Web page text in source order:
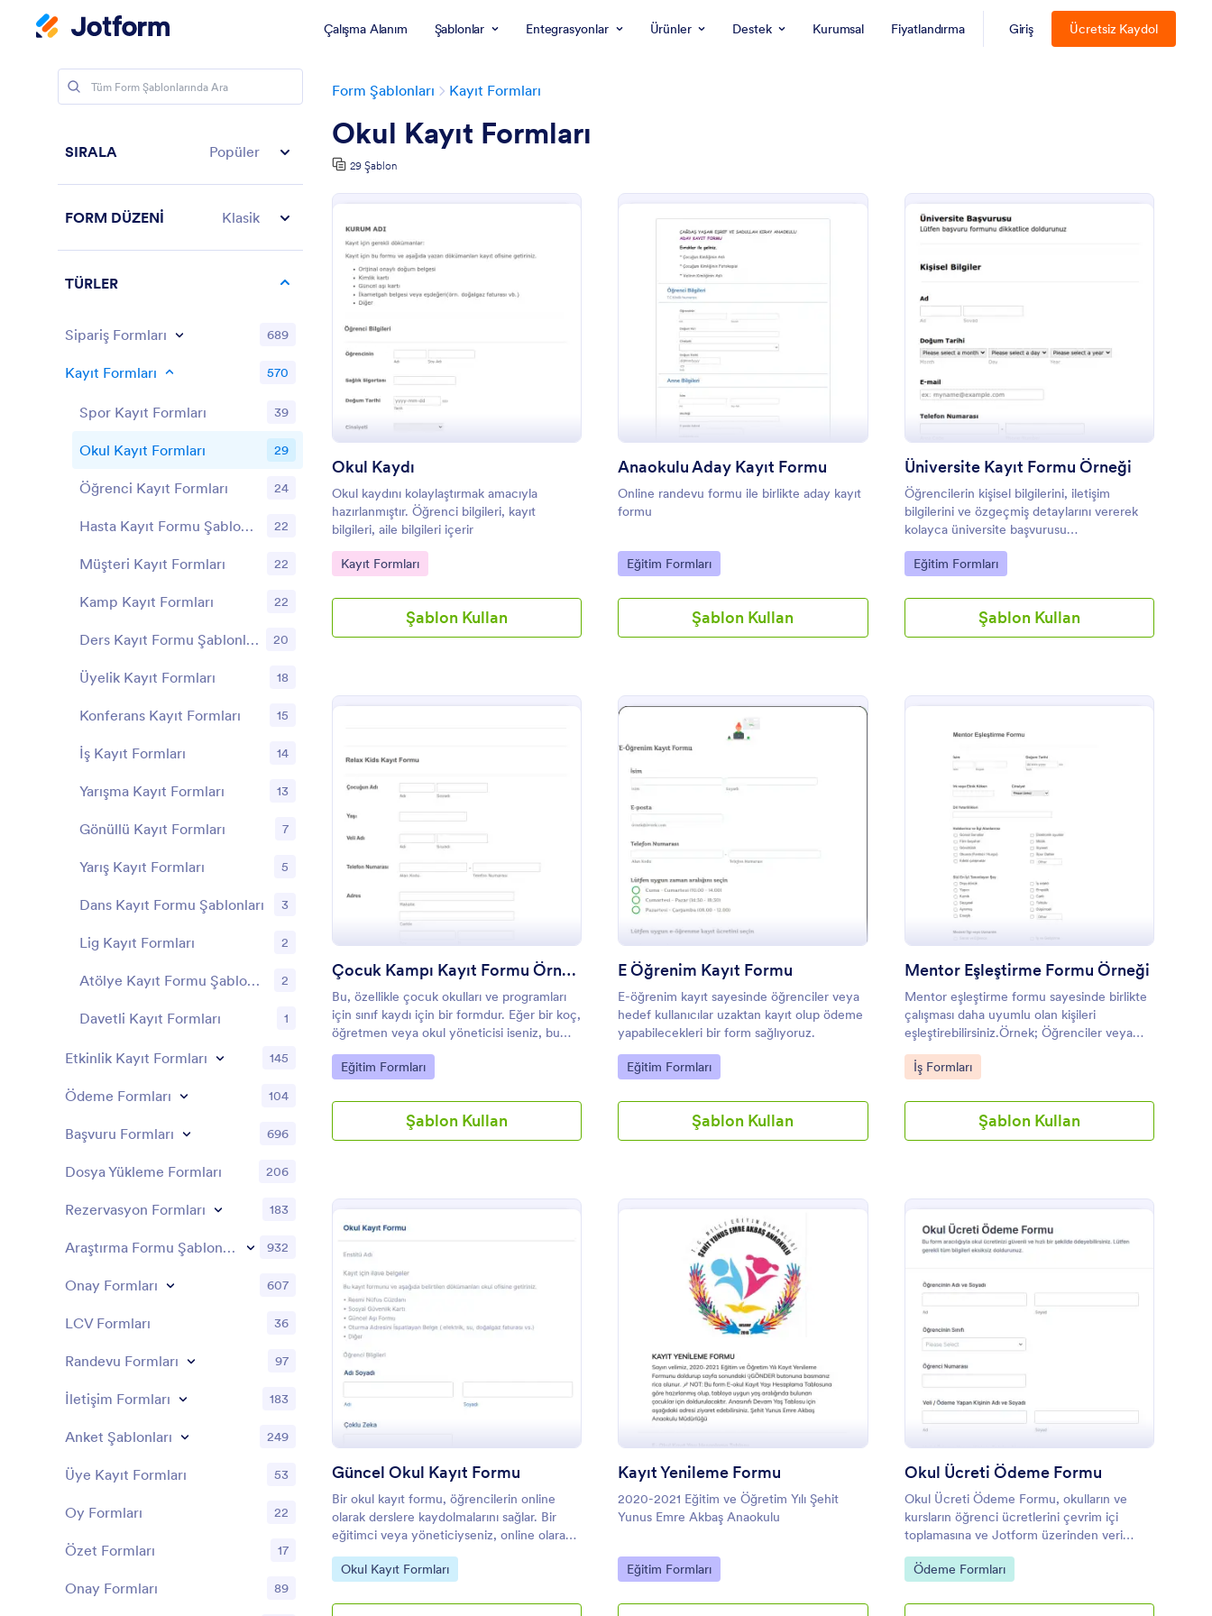
Çalışma Alanım Şablonlar Entegrasyonlar Ürünler Destek Kurumsal Fiyatlandırma Giriş Ücretsiz Kaydol
Form Şablonları Kayıt Formları
Okul Kayıt Formları
29 Şablon
Okul Kaydı
Okul kaydını kolaylaştırmak amacıyla
hazırlanmıştır. Öğrenci bilgileri, kayıt
bilgileri, aile bilgileri içerir
Go to Category:
Kayıt Formları
Şablon Kullan
: Anaokulu Aday Kayıt Formu
Anaokulu Aday Kayıt Formu
Online randevu formu ile birlikte aday kayıt
formu
Go to Category:
Eğitim Formları
Şablon Kullan
Üniversite Kayıt Formu Örneği
Öğrencilerin kişisel bilgilerini, iletişim
bilgilerini ve özgeçmiş detaylarını vererek
kolayca üniversite başvurusu
yapabilecekleri örnek bir kayıt formu.
Go to Category:
Eğitim Formları
Şablon Kullan
Önizleme : Çocuk Kampı Kayıt Formu Örneği
Çocuk Kampı Kayıt Formu Örneği
Bu, özellikle çocuk okulları ve programları
için sınıf kaydı için bir formdur. Eğer bir koç,
öğretmen veya okul yöneticisi iseniz, bu
okul kayıt formu şablonu ebeveynlerin
çocuklarını okula kaydettirmeleri için çok
çocuklar, sağlık, duygu, yaşam koşulları ve
terimler hakkında gerekli tüm bilgileri içerir.
Ayrıca, bu okul kayıt formu ebeveynlerin
değiştirebilirsiniz.
Go to Category:
Eğitim Formları
Şablon Kullan
E Öğrenim Kayıt Formu
E-öğrenim kayıt sayesinde öğrenciler veya
hedef kullanıcılar uzaktan kayıt olup ödeme
yapabilecekleri bir form sağlıyoruz.
Go to Category:
Eğitim Formları
Şablon Kullan
Önizleme
Mentor Eşleştirme Formu Örneği
Mentor eşleştirme formu sayesinde birlikte
çalışması daha uyumlu olan kişileri
eşleştirebilirsiniz.Örnek; Öğrenciler veya
stajyerlerle doğru mentorlarla
eşleştirebilirsiniz.
Go to Category:
İş Formları
Şablon Kullan
Güncel Okul Kayıt Formu
Bir okul kayıt formu, öğrencilerin online
olarak derslere kaydolmalarını sağlar. Bir
eğitimci veya yöneticiyseniz, online olarak
öğrenci bilgilerini hızla toplamak için bu
ücretsiz Okul Kayıt Formunu kullanın.
formu okulunuza uyacak şekilde
Go to Category:
Okul Kayıt Formları
Önizleme : Kayıt Yenileme Formu
Kayıt Yenileme Formu
2020-2021 Eğitim ve Öğretim Yılı Şehit
Yunus Emre Akbaş Anaokulu
Go to Category:
Eğitim Formları
Önizleme
Okul Ücreti Ödeme Formu
Okul Ücreti Ödeme Formu, okulların ve
kursların öğrenci ücretlerini çevrim içi
toplamasına ve Jotform üzerinden veri
toplama ile ödeme kayıtlarını düzenli takip
etmesine yardımcı olur.
Go to Category:
Ödeme Formları
SIRALA Popüler
FORM DÜZENİ Klasik
TÜRLER
Sipariş Formları 689
Kayıt Formları 570
Spor Kayıt Formları 39
Okul Kayıt Formları 29
Öğrenci Kayıt Formları 24
Hasta Kayıt Formu Şablonları 22
Müşteri Kayıt Formları 22
Kamp Kayıt Formları 22
Ders Kayıt Formu Şablonları 20
Üyelik Kayıt Formları 18
Konferans Kayıt Formları 15
İş Kayıt Formları 14
Yarışma Kayıt Formları 13
Gönüllü Kayıt Formları 7
Yarış Kayıt Formları 5
Dans Kayıt Formu Şablonları 3
Lig Kayıt Formları 2
Atölye Kayıt Formu Şablonları 2
Davetli Kayıt Formları 1
Etkinlik Kayıt Formları 145
Ödeme Formları 104
Başvuru Formları 696
Dosya Yükleme Formları 206
Rezervasyon Formları 183
Araştırma Formu Şablonları 932
Onay Formları 607
LCV Formları 36
Randevu Formları 97
İletişim Formları 183
Anket Şablonları 249
Üye Kayıt Formları 53
Oy Formları 22
Özet Formları 17
Onay Formları 89